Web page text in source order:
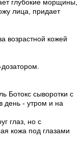
глубокие морщины,
лица, придает
возрастной кожей
Ботокс сыворотки с
день - утром и на
глаз, но с
кожа под глазами